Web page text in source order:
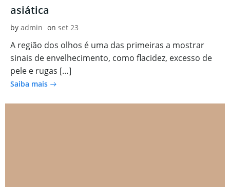
asiática
by admin on set 23
A região dos olhos é uma das primeiras a mostrar
sinais de envelhecimento, como flacidez, excesso de
pele e rugas […]
Saiba mais